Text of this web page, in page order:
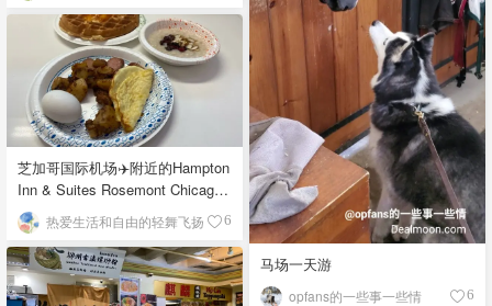
马场一天游
opfans的一些事一些情 6
芝加哥国际机场✈️附近的Hampton
Inn & Suites Rosemont Chicago
O'Hare自助早餐
热爱生活和自由的轻舞飞扬 6